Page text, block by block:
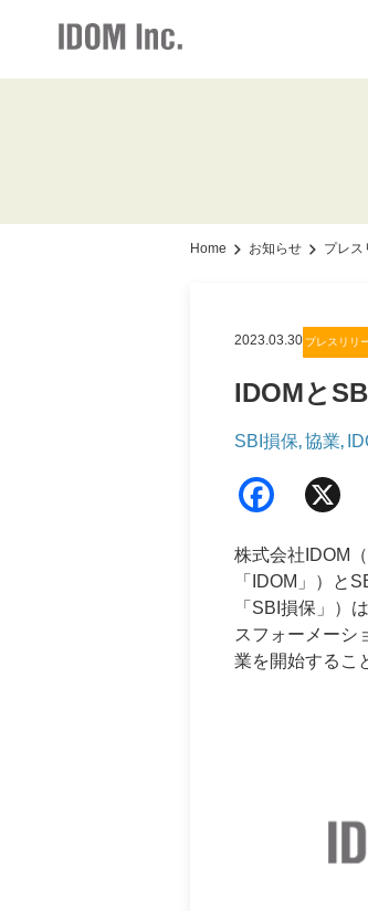
店舗写真ライブ
中期経営計画
デジタルトラン
業績・財務情報
四半期データ
Home お知らせ プレス
2023.03.30 プレスリリ
IDOMと
SBI損保, 協業,
ok
株式会社IDOM
「IDOM」）と
「SBI損保」）
スフォーメーシ
業を開始するこ